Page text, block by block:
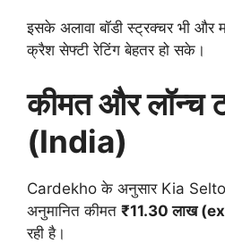
इसके अलावा बॉडी स्ट्रक्चर भी और
क्रैश सेफ्टी रेटिंग बेहतर हो सके।
कीमत और लॉन्च
(India)
Cardekho के अनुसार Kia
अनुमानित कीमत ₹11.30 लाख
रही है।